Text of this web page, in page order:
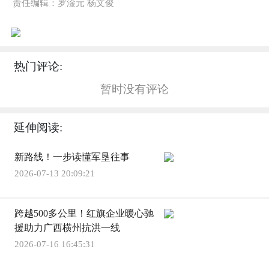
责任编辑：罗淦元 杨文俊
热门评论:
暂时没有评论
延伸阅读:
新路线！一步读懂军垦往事
2026-07-13 20:09:21
跨越500多公里！红旗企业暖心驰
援助力广西横州抗洪一线
2026-07-16 16:45:31